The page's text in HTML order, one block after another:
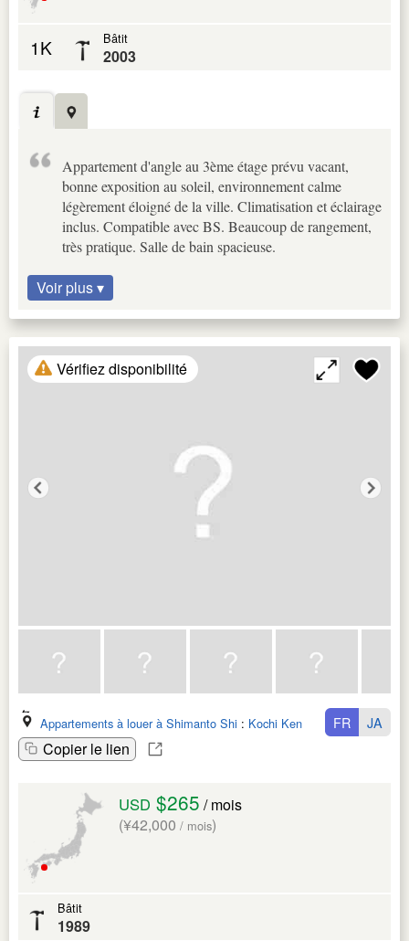
1K Bâtit
2003
Appartement d'angle au 3ème étage prévu vacant,
bonne exposition au soleil, environnement calme
légèrement éloigné de la ville. Climatisation et éclairage
inclus. Compatible avec BS. Beaucoup de rangement,
très pratique. Salle de bain spacieuse.
Voir plus ▾
Vérifiez disponibilité
Appartements à louer à Shimanto Shi : Kochi Ken
Copier le lien
FR JA
USD $265 / mois
(¥42,000 / mois)
Bâtit
1989